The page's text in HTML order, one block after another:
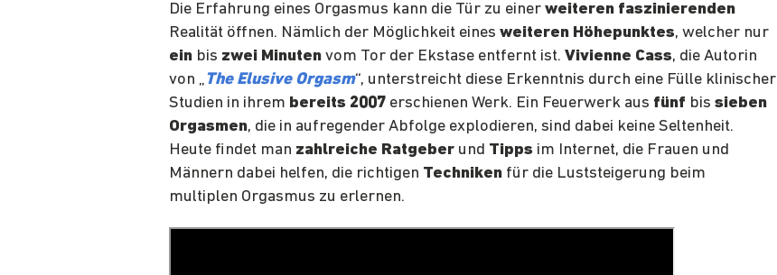
Die Erfahrung eines Orgasmus kann die Tür zu einer weiteren faszinierenden
Realität öffnen. Nämlich der Möglichkeit eines weiteren Höhepunktes, welcher nur
ein bis zwei Minuten vom Tor der Ekstase entfernt ist. Vivienne Cass, die Autorin
von „The Elusive Orgasm“, unterstreicht diese Erkenntnis durch eine Fülle klinischer
Studien in ihrem bereits 2007 erschienen Werk. Ein Feuerwerk aus fünf bis sieben
Orgasmen, die in aufregender Abfolge explodieren, sind dabei keine Seltenheit.
Heute findet man zahlreiche Ratgeber und Tipps im Internet, die Frauen und
Männern dabei helfen, die richtigen Techniken für die Luststeigerung beim
multiplen Orgasmus zu erlernen.